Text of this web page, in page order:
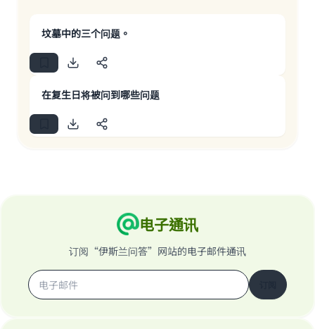
坟墓中的三个问题。
在复生日将被问到哪些问题
电子通讯
订阅“伊斯兰问答”网站的电子邮件通讯